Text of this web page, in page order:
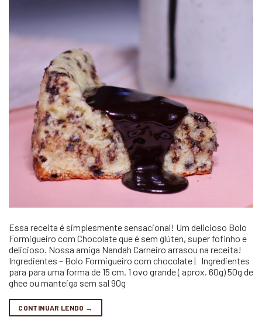
Essa receita é simplesmente sensacional! Um delicioso Bolo
Formigueiro com Chocolate que é sem glúten, super fofinho e
delicioso. Nossa amiga Nandah Carneiro arrasou na receita!
Ingredientes – Bolo Formigueiro com chocolate | Ingredientes
para para uma forma de 15 cm. 1 ovo grande ( aprox. 60g) 50g de
ghee ou manteiga sem sal 90g
CONTINUAR LENDO →